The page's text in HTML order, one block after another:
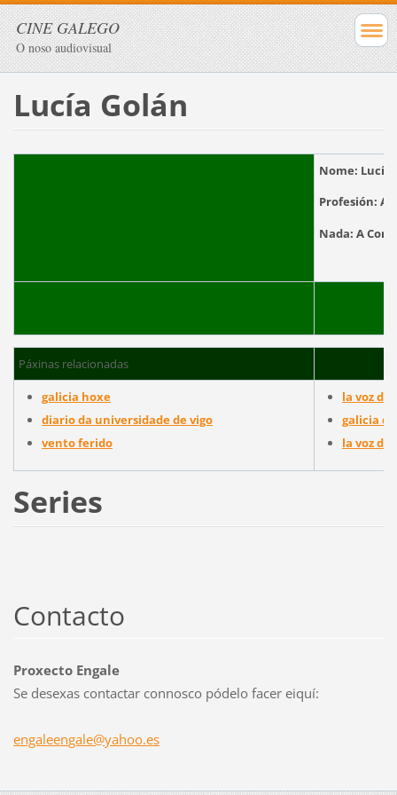
CINE GALEGO
O noso audiovisual
Lucía Golán
Nome: Lucía
Profesión:
Nada: A
Páxinas relacionadas
galicia hoxe
diario da universidade de vigo
vento ferido
la voz de
galicia
la voz de
Series
Contacto
Proxecto Engale
Se desexas contactar connosco pódelo facer eiquí:
engaleengale@yahoo.es